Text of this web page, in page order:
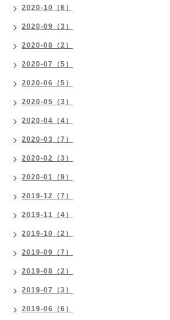
2020-10（6）
2020-09（3）
2020-08（2）
2020-07（5）
2020-06（5）
2020-05（3）
2020-04（4）
2020-03（7）
2020-02（3）
2020-01（9）
2019-12（7）
2019-11（4）
2019-10（2）
2019-09（7）
2019-08（2）
2019-07（3）
2019-06（6）